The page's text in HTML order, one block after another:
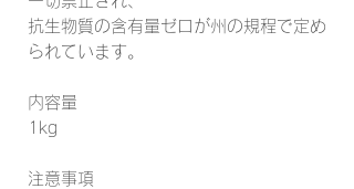
抗生物質の含有量ゼロが州の規程で定め
られています。
内容量
1kg
注意事項